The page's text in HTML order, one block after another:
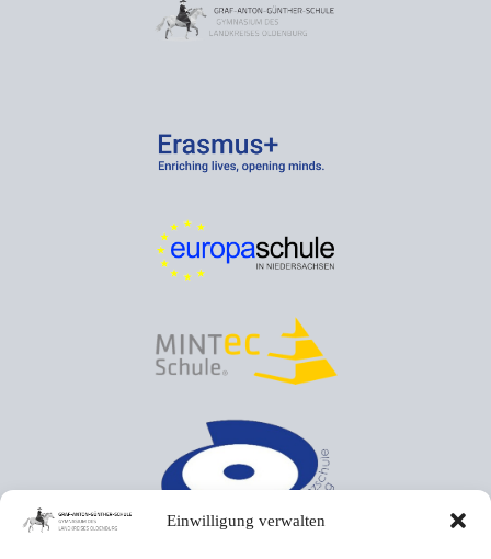
Einwilligung verwalten